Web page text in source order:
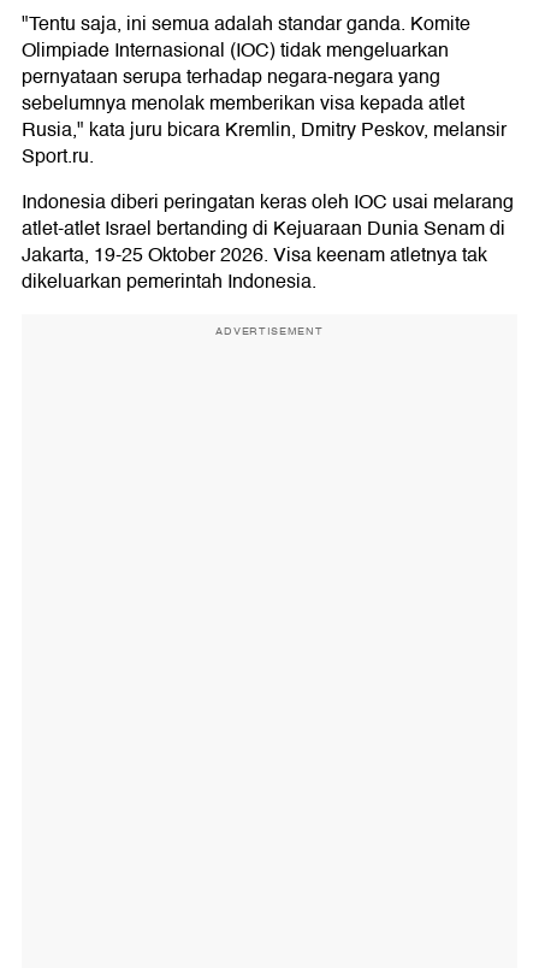
"Tentu saja, ini semua adalah standar ganda. Komite
Olimpiade Internasional (IOC) tidak mengeluarkan
pernyataan serupa terhadap negara-negara yang
sebelumnya menolak memberikan visa kepada atlet
Rusia," kata juru bicara Kremlin, Dmitry Peskov, melansir
Sport.ru.
Indonesia diberi peringatan keras oleh IOC usai melarang
atlet-atlet Israel bertanding di Kejuaraan Dunia Senam di
Jakarta, 19-25 Oktober 2026. Visa keenam atletnya tak
dikeluarkan pemerintah Indonesia.
ADVERTISEMENT